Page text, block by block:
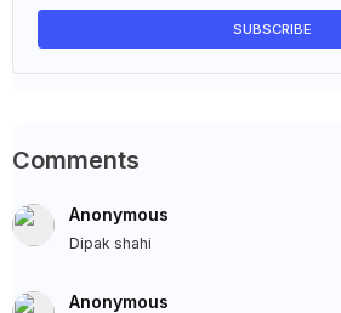
Comments
Anonymous
Dipak shahi
Anonymous